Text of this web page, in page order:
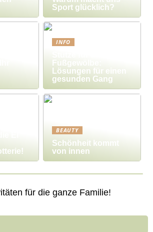
Sport glücklich?
INFO
Fußgewölbe:
Lösungen für einen
gesunden Gang
El
BEAUTY
Schönheit kommt
von innen
für die ganze Familie!